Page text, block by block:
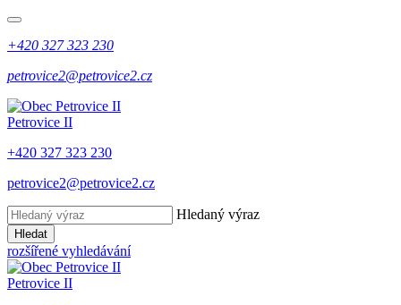
+420 327 323 230
petrovice2@petrovice2.cz
Petrovice II
+420 327 323 230
petrovice2@petrovice2.cz
Hledaný výraz
Hledat
rozšířené vyhledávání
Petrovice II